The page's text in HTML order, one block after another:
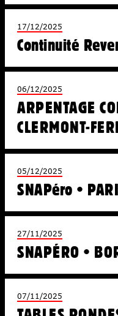
17/12/2025
Continuité
06/12/2025
ARPENTAGE
CLERMONT-
05/12/2025
SNAPéro •
27/11/2025
SNAPÉRO •
07/11/2025